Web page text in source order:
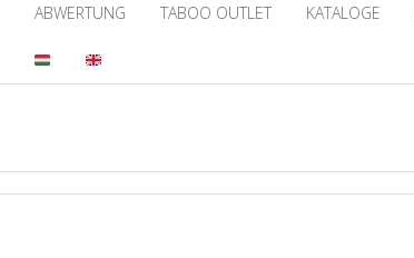
ABWERTUNG TABOO OUTLET KATALOGE